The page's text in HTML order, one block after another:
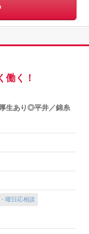
働く！
生あり◎平井／錦糸
曜日応相談